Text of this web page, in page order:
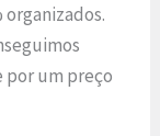
organizados.
por um preço